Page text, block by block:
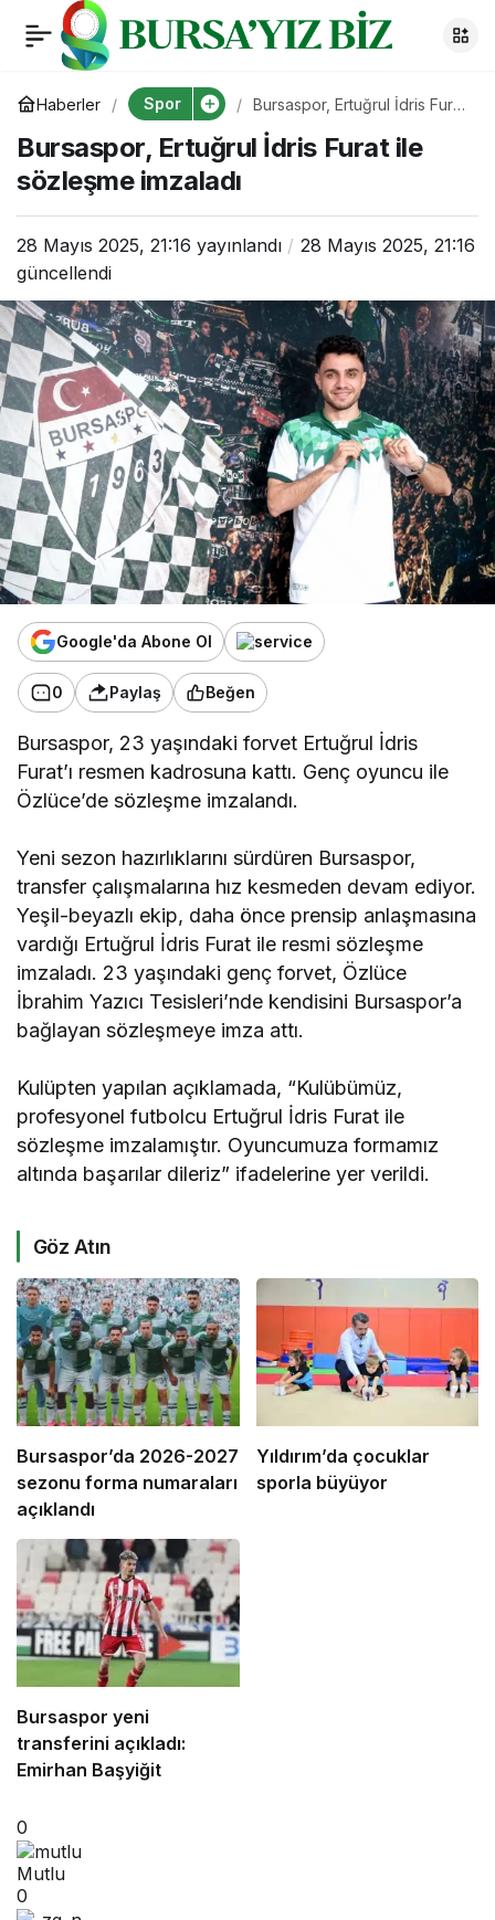
Haberler Spor
Bursaspor, Ertuğrul İdris Furat
Bursaspor, Ertuğrul İdris Furat ile
sözleşme imzaladı
28 Mayıs 2025, 21:16 yayınlandı
28 Mayıs 2025, 21:16
güncellendi
Google'da Abone Ol
0 Paylaş Beğen
Bursaspor, 23 yaşındaki forvet Ertuğrul İdris
Furat’ı resmen kadrosuna kattı. Genç oyuncu ile
Özlüce’de sözleşme imzalandı.
Yeni sezon hazırlıklarını sürdüren Bursaspor,
transfer çalışmalarına hız kesmeden devam ediyor.
Yeşil-beyazlı ekip, daha önce prensip anlaşmasına
vardığı Ertuğrul İdris Furat ile resmi sözleşme
imzaladı. 23 yaşındaki genç forvet, Özlüce
İbrahim Yazıcı Tesisleri’nde kendisini Bursaspor’a
bağlayan sözleşmeye imza attı.
Kulüpten yapılan açıklamada, “Kulübümüz,
profesyonel futbolcu Ertuğrul İdris Furat ile
sözleşme imzalamıştır. Oyuncumuza formamız
altında başarılar dileriz” ifadelerine yer verildi.
Göz Atın
Bursaspor’da 2026-2027
sezonu forma numaraları
açıklandı
Yıldırım’da çocuklar
sporla büyüyor
Bursaspor yeni
transferini açıkladı:
Emirhan Başyiğit
0
Mutlu
0
Bursaspor, Ertuğrul
İdris Furat ile
sözleşme imzaladı